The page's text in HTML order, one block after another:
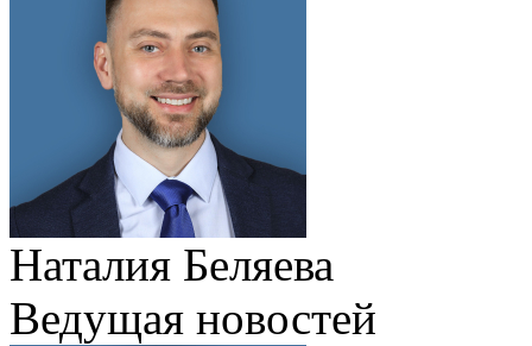
Наталия Беляева
Ведущая новостей